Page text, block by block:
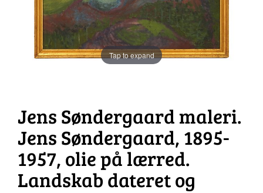
Tap to expand
Jens Søndergaard maleri.
Jens Søndergaard, 1895-
1957, olie på lærred.
Landskab dateret og